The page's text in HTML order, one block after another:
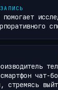
чат-
стремясь